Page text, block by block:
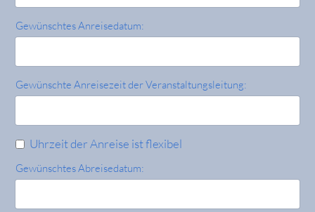
Gewünschtes Anreisedatum:
Gewünschte Anreisezeit der Veranstaltungsleitung:
Uhrzeit der Anreise ist flexibel
Gewünschtes Abreisedatum: